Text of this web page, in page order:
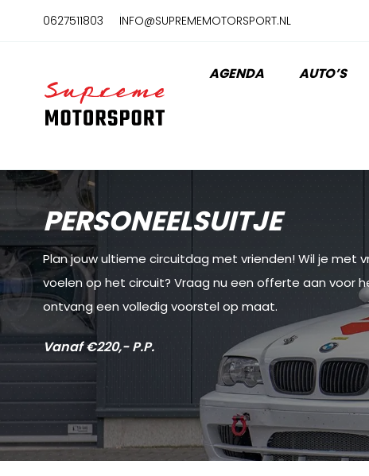
0627511803 INFO@SUPREMEMOTORSPORT.NL
Home
AGENDA AUTO’S
PERSONEELSUITJE
Plan jouw ultieme circuitdag met vrienden! Wil je met
voelen op het circuit? Vraag nu een offerte aan voor
ontvang een volledig voorstel op maat.
Vanaf €220,- P.P.